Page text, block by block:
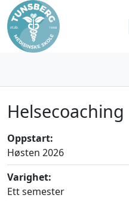
Helsecoaching
Oppstart:
Høsten 2026
Varighet:
Ett semester